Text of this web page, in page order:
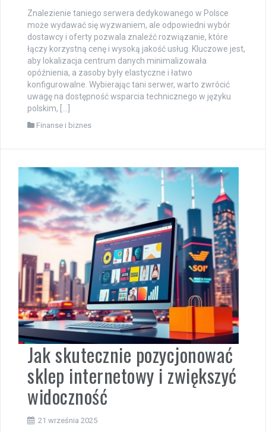
Znalezienie taniego serwera dedykowanego w Polsce
może wydawać się wyzwaniem, ale odpowiedni wybór
dostawcy i oferty pozwala znaleźć rozwiązanie, które
łączy korzystną cenę i wysoką jakość usług. Kluczowe jest,
aby lokalizacja centrum danych minimalizowała
opóźnienia, a zasoby były elastyczne i łatwo
konfigurowalne. Wybierając tani serwer, warto zwrócić
uwagę na dostępność wsparcia technicznego w języku
polskim, […]
Finanse i biznes
Jak skutecznie pozycjonować
sklep internetowy i zwiększyć
widoczność
21 września 2025